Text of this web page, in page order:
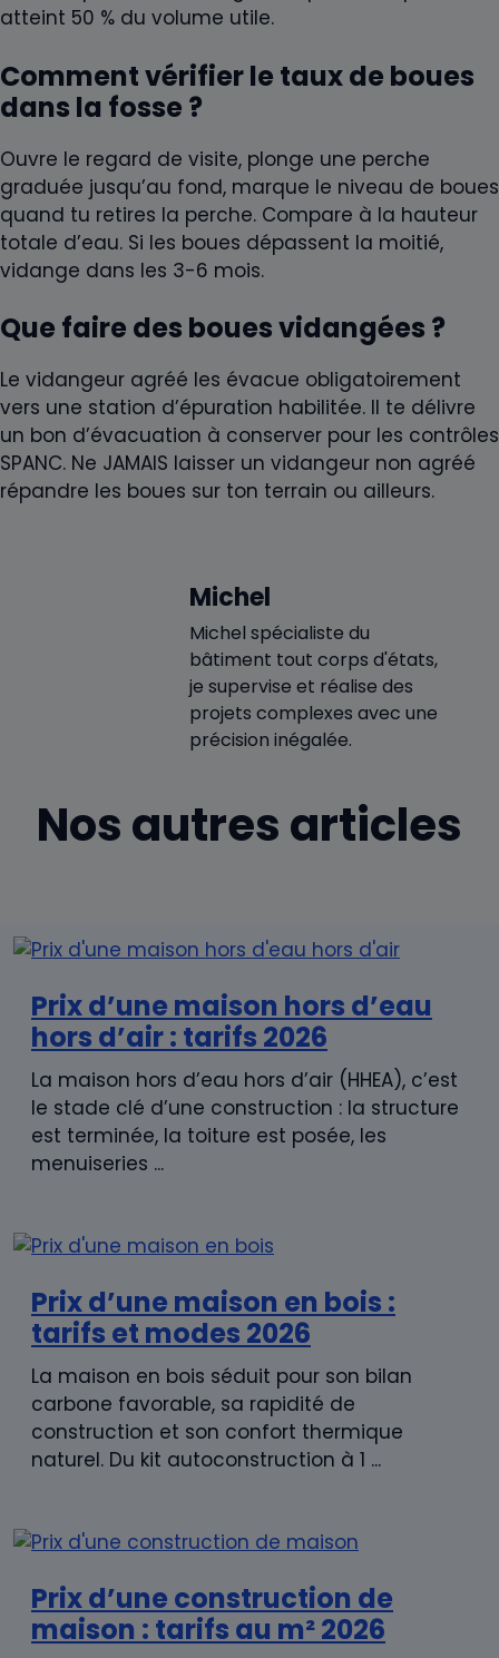
atteint 50 % du volume utile.
Comment vérifier le taux de boues
dans la fosse ?
Ouvre le regard de visite, plonge une perche
graduée jusqu’au fond, marque le niveau de boues
quand tu retires la perche. Compare à la hauteur
totale d’eau. Si les boues dépassent la moitié,
vidange dans les 3-6 mois.
Que faire des boues vidangées ?
Le vidangeur agréé les évacue obligatoirement
vers une station d’épuration habilitée. Il te délivre
un bon d’évacuation à conserver pour les contrôles
SPANC. Ne JAMAIS laisser un vidangeur non agréé
répandre les boues sur ton terrain ou ailleurs.
Michel
Michel spécialiste du
bâtiment tout corps d'états,
je supervise et réalise des
projets complexes avec une
précision inégalée.
Nos autres articles
Prix d’une maison hors d’eau
hors d’air : tarifs 2026
La maison hors d’eau hors d’air (HHEA), c’est
le stade clé d’une construction : la structure
est terminée, la toiture est posée, les
menuiseries ...
Prix d’une maison en bois :
tarifs et modes 2026
La maison en bois séduit pour son bilan
carbone favorable, sa rapidité de
construction et son confort thermique
naturel. Du kit autoconstruction à 1 ...
Prix d’une construction de
maison : tarifs au m² 2026